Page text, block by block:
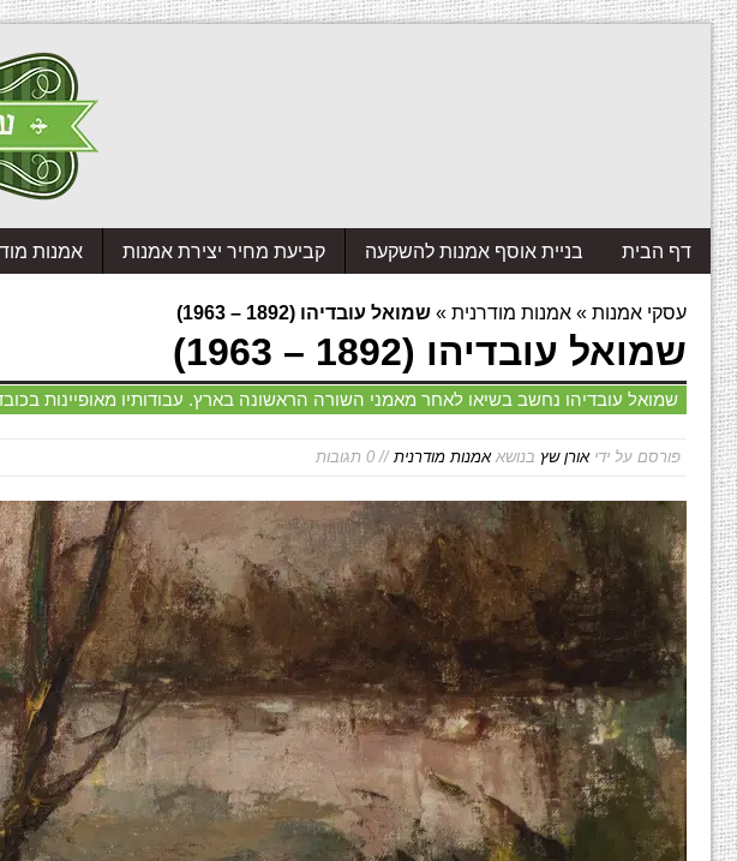
דף הבית בניית אוסף אמנות להשקעה קביעת מחיר יצירת אמנות אמנות
עסקי אמנות » אמנות מודרנית » שמואל עובדיהו (1892 – 1963)
שמואל עובדיהו (1892 – 1963)
שמואל עובדיהו נחשב בשיאו לאחר מאמני השורה הראשונה בארץ. עבודותיו מאופיינות
פורסם על ידיאורן שץ בנושאאמנות מודרנית// 0 תגובות